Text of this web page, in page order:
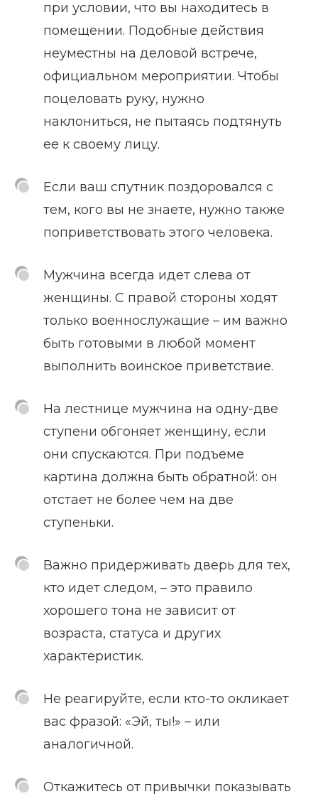
при условии, что вы находитесь в
помещении. Подобные действия
неуместны на деловой встрече,
официальном мероприятии. Чтобы
поцеловать руку, нужно
наклониться, не пытаясь подтянуть
ее к своему лицу.
Если ваш спутник поздоровался с
тем, кого вы не знаете, нужно также
поприветствовать этого человека.
Мужчина всегда идет слева от
женщины. С правой стороны ходят
только военнослужащие – им важно
быть готовыми в любой момент
выполнить воинское приветствие.
На лестнице мужчина на одну-две
ступени обгоняет женщину, если
они спускаются. При подъеме
картина должна быть обратной: он
отстает не более чем на две
ступеньки.
Важно придерживать дверь для тех,
кто идет следом, – это правило
хорошего тона не зависит от
возраста, статуса и других
характеристик.
Не реагируйте, если кто-то окликает
вас фразой: «Эй, ты!» – или
аналогичной.
Откажитесь от привычки показывать